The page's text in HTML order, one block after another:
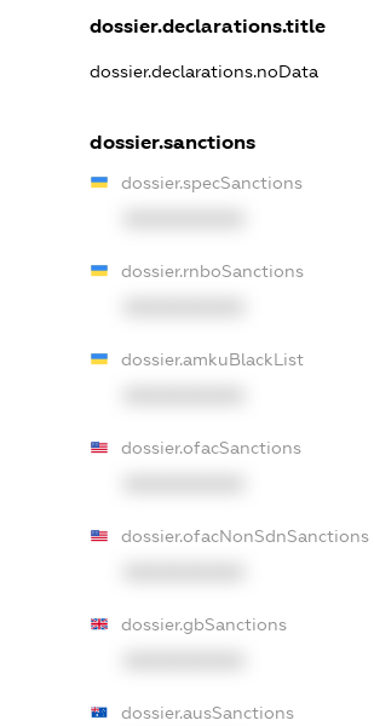
dossier.declarations.title
dossier.declarations.noData
dossier.sanctions
dossier.specSanctions
dossier.rnboSanctions
dossier.amkuBlackList
dossier.ofacSanctions
dossier.ofacNonSdnSanctions
dossier.gbSanctions
dossier.ausSanctions